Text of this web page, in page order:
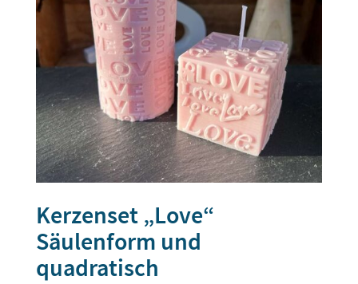
Kerzenset „Love“
Säulenform und
quadratisch